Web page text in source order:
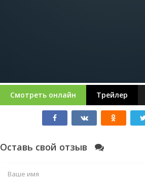
Смотреть онлайн Трейлер
Оставь свой отзыв